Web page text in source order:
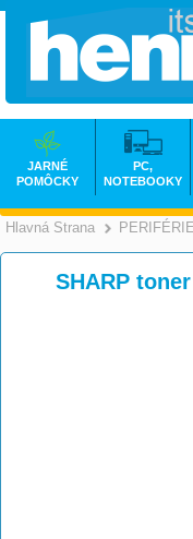
Hlavná Strana PERIFÉRIE
SHARP
JARNÉ
POMÔCKY
PC,
NOTEBOOKY